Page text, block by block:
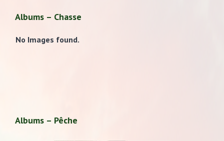
Albums – Chasse
No Images found.
Albums – Pêche